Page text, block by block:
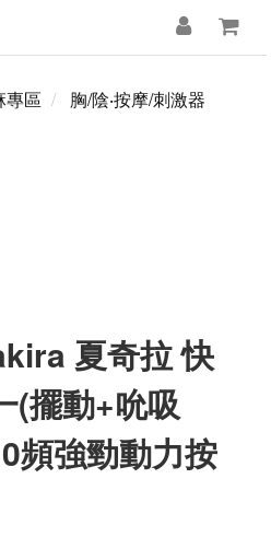
專區 胸/陰‧按摩/刺激器
夏奇拉 快
(擺動+吮吸
頻強勁動力按